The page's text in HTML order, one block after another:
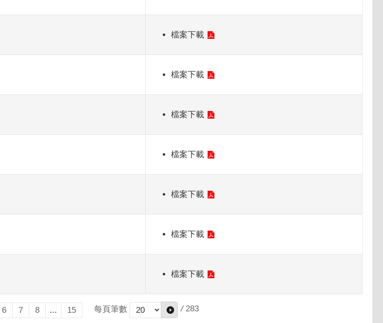
檔案下載
檔案下載
檔案下載
檔案下載
檔案下載
檔案下載
檔案下載
6 7 8 ... 15 每頁筆數 / 283